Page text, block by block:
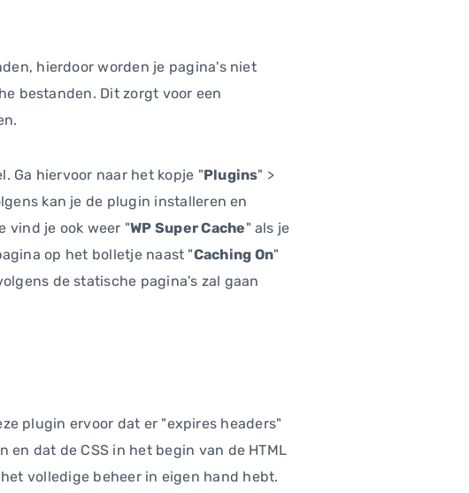
hierdoor worden je pagina's niet
bestanden. Dit zorgt voor een
Ga hiervoor naar het kopje "Plugins" >
kan je de plugin installeren en
vind je ook weer "WP Super Cache" als je
op het bolletje naast "Caching On"
de statische pagina's zal gaan
plugin ervoor dat er "expires headers"
dat de CSS in het begin van de HTML
volledige beheer in eigen hand hebt.